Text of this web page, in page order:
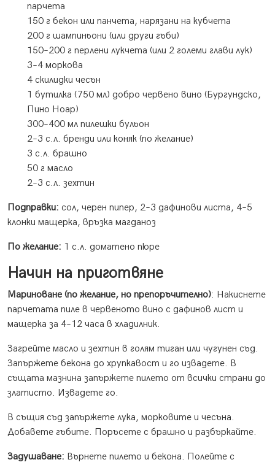
парчета
150 г бекон или панчета, нарязани на кубчета
200 г шампиньони (или други гъби)
150–200 г перлени лукчета (или 2 големи глави лук)
3–4 моркова
4 скилидки чесън
1 бутилка (750 мл) добро червено вино (Бургундско,
Пино Ноар)
300–400 мл пилешки бульон
2–3 с.л. бренди или коняк (по желание)
3 с.л. брашно
50 г масло
2–3 с.л. зехтин
Подправки: сол, черен пипер, 2–3 дафинови листа, 4–5
клонки мащерка, връзка магданоз
По желание: 1 с.л. доматено пюре
Начин на приготвяне
Мариноване (по желание, но препоръчително): Накиснете
парчетата пиле в червеното вино с дафинов лист и
мащерка за 4–12 часа в хладилник.
Загрейте масло и зехтин в голям тиган или чугунен съд.
Запържете бекона до хрупкавост и го извадете. В
същата мазнина запържете пилето от всички страни до
златисто. Извадете го.
В същия съд запържете лука, морковите и чесъна.
Добавете гъбите. Поръсете с брашно и разбъркайте.
Задушаване: Върнете пилето и бекона. Полейте с